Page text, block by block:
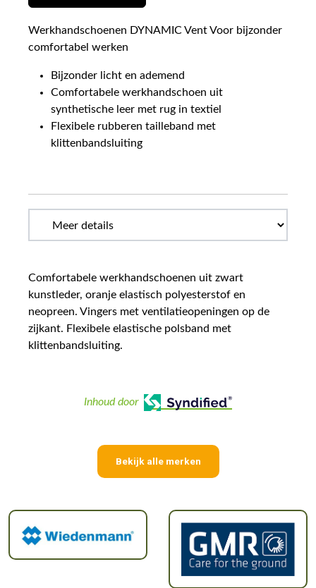
Werkhandschoenen DYNAMIC Vent Voor bijzonder
comfortabel werken
Bijzonder licht en ademend
Comfortabele werkhandschoen uit
synthetische leer met rug in textiel
Flexibele rubberen tailleband met
klittenbandsluiting
Comfortabele werkhandschoenen uit zwart
kunstleder, oranje elastisch polyesterstof en
neopreen. Vingers met ventilatieopeningen op de
zijkant. Flexibele elastische polsband met
klittenbandsluiting.
Inhoud door
Bekijk alle merken